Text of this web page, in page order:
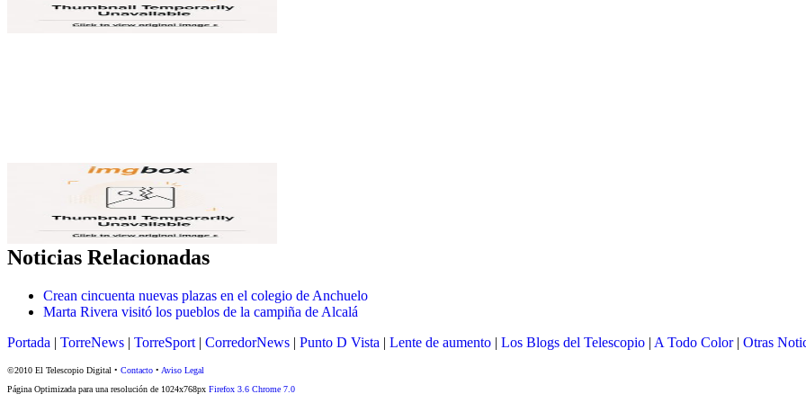
Noticias Relacionadas
Crean cincuenta nuevas plazas en el colegio de Anchuelo
Marta Rivera visitó los pueblos de la campiña de Alcalá
Portada | TorreNews | TorreSport | CorredorNews | Punto D Vista | Lente de aumento | Los Blogs del Telescopio | A Todo Color| Otras
©2010 El Telescopio Digital • Contacto • Aviso Legal
Página Optimizada para una resolución de 1024x768px Firefox 3.6 Chrome 7.0